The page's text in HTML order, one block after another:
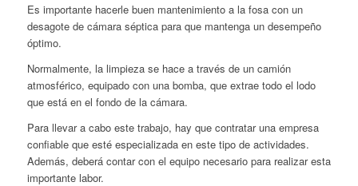
Es importante hacerle buen mantenimiento a la fosa con un
desagote de cámara séptica para que mantenga un desempeño
óptimo.
Normalmente, la limpieza se hace a través de un camión
atmosférico, equipado con una bomba, que extrae todo el lodo
que está en el fondo de la cámara.
Para llevar a cabo este trabajo, hay que contratar una empresa
confiable que esté especializada en este tipo de actividades.
Además, deberá contar con el equipo necesario para realizar esta
importante labor.